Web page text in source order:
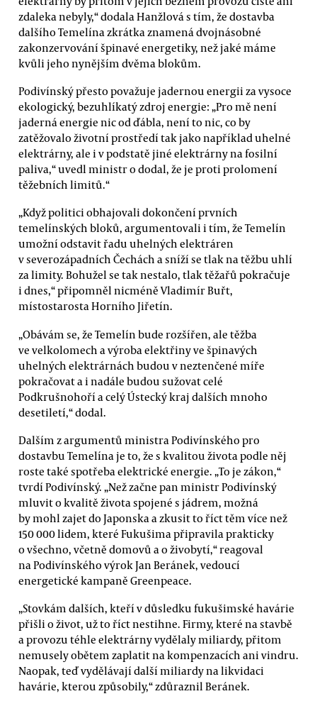
zdaleka nebyly,“ dodala Hanžlová s tím, že dostavba
dalšího Temelína zkrátka znamená dvojnásobné
zakonzervování špinavé energetiky, než jaké máme
kvůli jeho nynějším dvěma blokům.
Podivínský přesto považuje jadernou energii za vysoce
ekologický, bezuhlíkatý zdroj energie: „Pro mě není
jaderná energie nic od ďábla, není to nic, co by
zatěžovalo životní prostředí tak jako například uhelné
elektrárny, ale i v podstatě jiné elektrárny na fosilní
paliva,“ uvedl ministr o dodal, že je proti prolomení
těžebních limitů.“
„Když politici obhajovali dokončení prvních
temelínských bloků, argumentovali i tím, že Temelín
umožní odstavit řadu uhelných elektráren
v severozápadních Čechách a sníží se tlak na těžbu uhlí
za limity. Bohužel se tak nestalo, tlak těžařů pokračuje
i dnes,“ připomněl nicméně Vladimír Buřt,
místostarosta Horního Jiřetín.
„Obávám se, že Temelín bude rozšířen, ale těžba
ve velkolomech a výroba elektřiny ve špinavých
uhelných elektrárnách budou v neztenčené míře
pokračovat a i nadále budou sužovat celé
Podkrušnohoří a celý Ústecký kraj dalších mnoho
desetiletí,“ dodal.
Dalším z argumentů ministra Podivínského pro
dostavbu Temelína je to, že s kvalitou života podle něj
roste také spotřeba elektrické energie. „To je zákon,“
tvrdí Podivínský. „Než začne pan ministr Podivínský
mluvit o kvalitě života spojené s jádrem, možná
by mohl zajet do Japonska a zkusit to říct těm více než
150 000 lidem, které Fukušima připravila prakticky
o všechno, včetně domovů a o živobytí,“ reagoval
na Podivínského výrok Jan Beránek, vedoucí
energetické kampaně Greenpeace.
„Stovkám dalších, kteří v důsledku fukušimské havárie
přišli o život, už to říct nestihne. Firmy, které na stavbě
a provozu téhle elektrárny vydělaly miliardy, přitom
nemusely obětem zaplatit na kompenzacích ani vindru.
Naopak, teď vydělávají další miliardy na likvidaci
havárie, kterou způsobily,“ zdůraznil Beránek.